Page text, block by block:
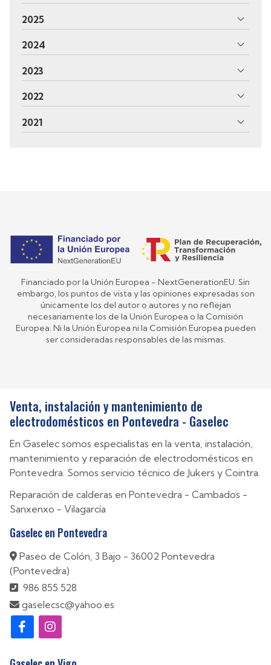
2025
2024
2023
2022
2021
Financiado por la Unión Europea - NextGenerationEU. Sin
embargo, los puntos de vista y las opiniones expresadas son
únicamente los del autor o autores y no reflejan
necesariamente los de la Unión Europea o la Comisión
Europea. Ni la Unión Europea ni la Comisión Europea pueden
ser consideradas responsables de las mismas.
Venta, instalación y mantenimiento de
electrodomésticos en Pontevedra - Gaselec
En Gaselec somos especialistas en la venta, instalación,
mantenimiento y reparación de electrodomésticos en
Pontevedra. Somos servicio técnico de Jukers y Cointra.
Reparación de calderas en Pontevedra - Cambados -
Sanxenxo - Vilagarcía
Gaselec en Pontevedra
Paseo de Colón, 3 Bajo - 36002 Pontevedra
(Pontevedra)
986 855 528
gaselecsc@yahoo.es